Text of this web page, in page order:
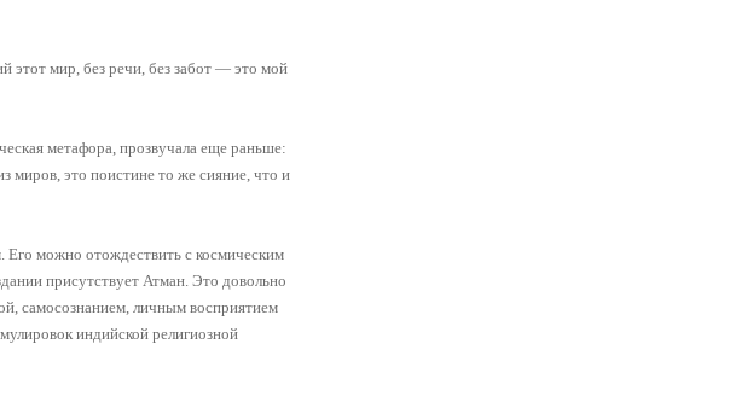
мир, без речи, без забот — это мой
метафора, прозвучала еще раньше:
миров, это поистине то же сияние, что и
Его можно отождествить с космическим
присутствует Атман. Это довольно
самосознанием, личным восприятием
индийской религиозной